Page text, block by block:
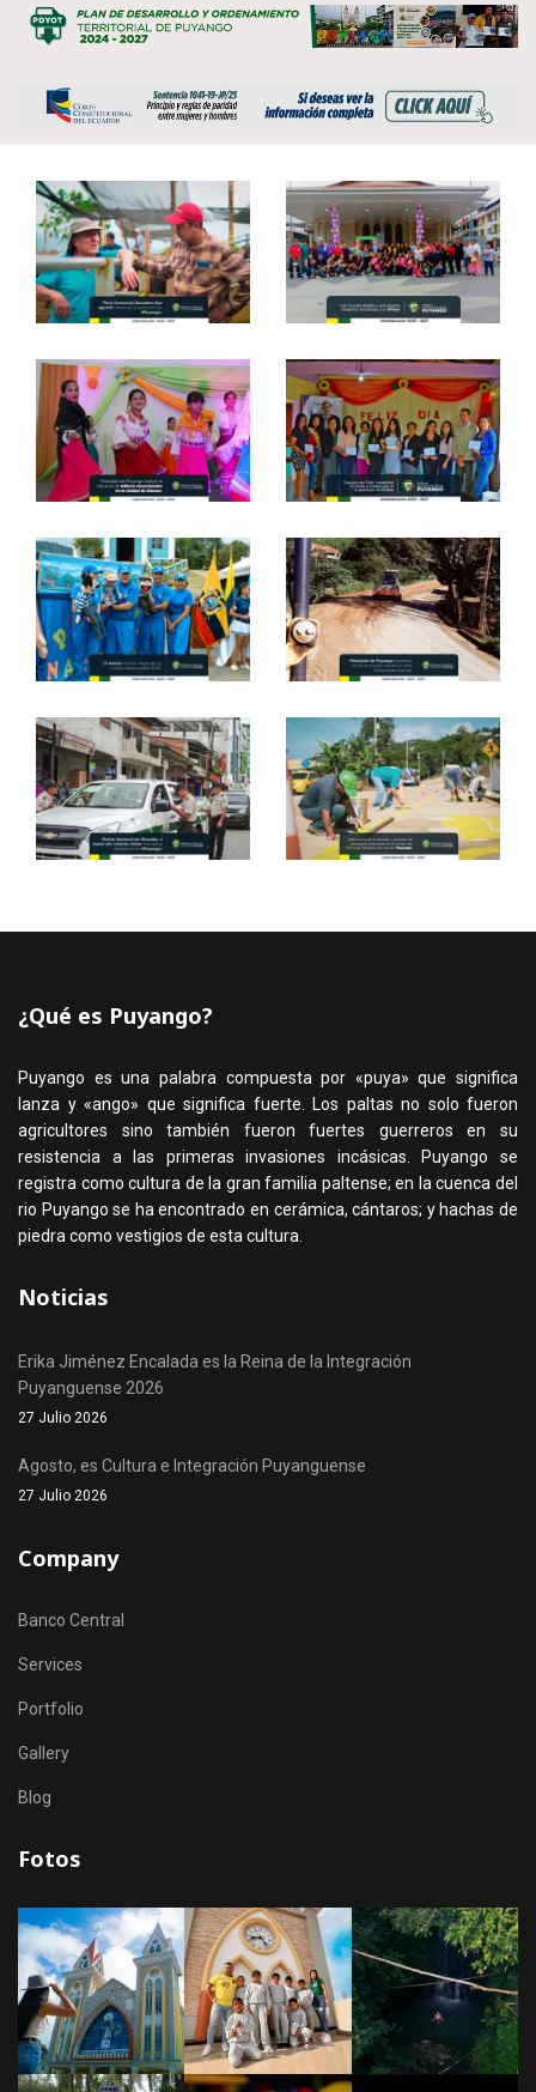
¿Qué es Puyango?
Puyango es una palabra compuesta por «puya» que significa
lanza y «ango» que significa fuerte. Los paltas no solo fueron
agricultores sino también fueron fuertes guerreros en su
resistencia a las primeras invasiones incásicas. Puyango se
registra como cultura de la gran familia paltense; en la cuenca del
rio Puyango se ha encontrado en cerámica, cántaros; y hachas de
piedra como vestigios de esta cultura.
Noticias
Erika Jiménez Encalada es la Reina de la Integración
Puyanguense 2026
27 Julio 2026
Agosto, es Cultura e Integración Puyanguense
27 Julio 2026
Company
Banco Central
Services
Portfolio
Gallery
Blog
Fotos